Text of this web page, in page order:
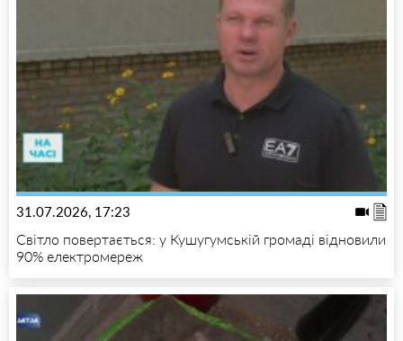
31.07.2026, 17:23
Світло повертається: у Кушугумській громаді відновили
90% електромереж